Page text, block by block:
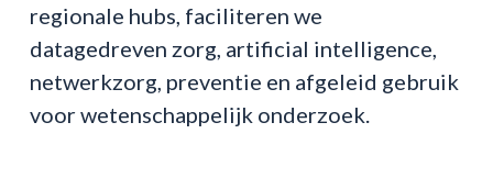
regionale hubs, faciliteren we
datagedreven zorg, artificial intelligence,
netwerkzorg, preventie en afgeleid gebruik
voor wetenschappelijk onderzoek.